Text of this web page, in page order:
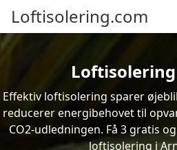
Loftisolering.com
Effektiv loftisolering sparer
reducerer energibehovet til
CO2-udledningen. Få 3 gratis
loftisolering i